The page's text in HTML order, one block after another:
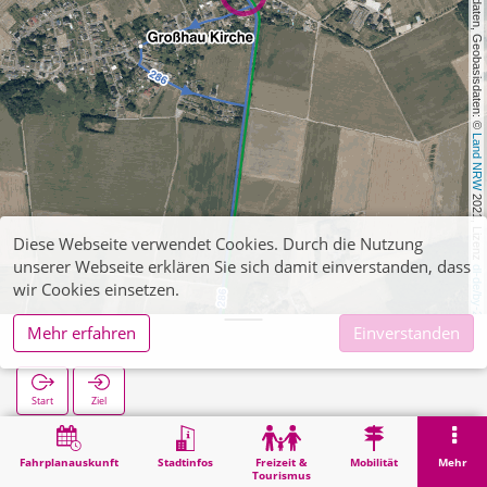
, Kartendaten, Geobasisdaten: ©
Land NRW
2021, Lizenz
dl-de/by-2-0
Fahrplanauskunft Stadtinfos
Freizeit &
Tourismus
Mobilität Mehr
Großhau
Start Ziel
Suche
Diese Webseite verwendet Cookies. Durch die Nutzung
unserer Webseite erklären Sie sich damit einverstanden, dass
wir Cookies einsetzen.
Mehr erfahren
Einverstanden